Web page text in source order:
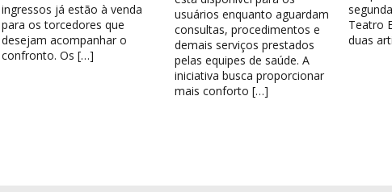
ingressos já estão à venda
para os torcedores que
desejam acompanhar o
confronto. Os […]
usuários enquanto aguardam
consultas, procedimentos e
demais serviços prestados
pelas equipes de saúde. A
iniciativa busca proporcionar
mais conforto […]
Teatro
duas